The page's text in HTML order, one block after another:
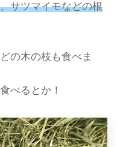
サツマイモなどの根
の木の枝も食べま
べるとか！